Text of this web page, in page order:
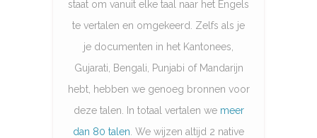
staat om vanuit elke taal naar het Engels
te vertalen en omgekeerd. Zelfs als je
je documenten in het Kantonees,
Gujarati, Bengali, Punjabi of Mandarijn
hebt, hebben we genoeg bronnen voor
deze talen. In totaal vertalen we meer
dan 80 talen . We wijzen altijd 2 native